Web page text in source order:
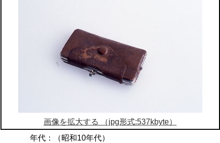
画像を拡大する （jpg形式:537kbyte）
年代：（昭和10年代）